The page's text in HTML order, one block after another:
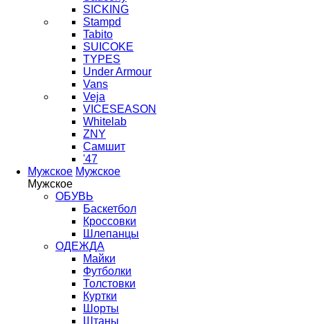
SICKING
Stampd
Tabito
SUICOKE
TYPES
Under Armour
Vans
Veja
VICESEASON
Whitelab
ZNY
Самшит
'47
Мужское Мужское
Мужское
ОБУВЬ
Баскетбол
Кроссовки
Шлепанцы
ОДЕЖДА
Майки
Футболки
Толстовки
Куртки
Шорты
Штаны